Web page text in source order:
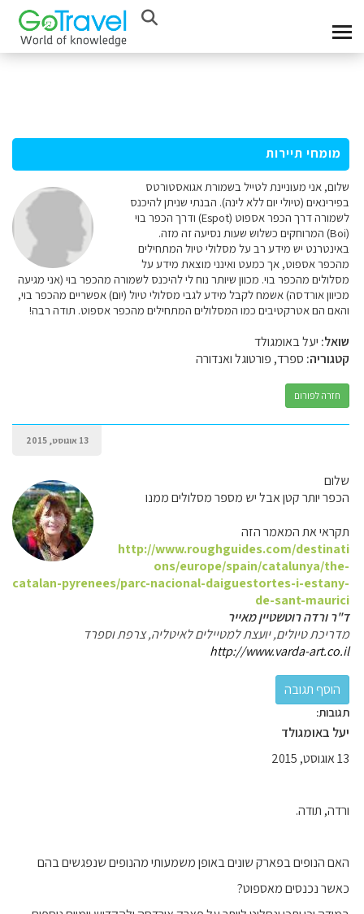
מומחי תיירות
שלום, אני מעוניינת לטייל בשמורת אגואסטורטס
בפירינאים (טיולי יום ללא לינה). הבנתי שניתן להיכנס
לשמורה דרך הכפר אספוט (Espot) ודרך הכפר בוי
(Boi) המרוחקים כשלוש שעות נסיעה זה מזה.
באינטרנט יש מידע רב על מסלולי טיול המתחילים
מהכפר אספוט, אך כמעט ואינני מוצאת מידע על
מסלולים מהכפר בוי. מכוון שיותר נוח לי להיכנס לשמורה מהכפר בוי (אני מגיעה
מכיוון אורדסה) אשמח לקבל מידע לגבי מסלולי טיול (יום) אפשריים מהכפר בוי,
והאם הם אטרקטיבים כמו המסלולים המתחילים מהכפר אספוט. תודה רבה!
שואל: יעל באומגולד
קטגוריה: ספרד, פורטוגל ואנדורה
חזרה לפורום
13 אוגוסט, 2015
שלום
הכפר יותר קטן אבל יש מספר מסלולים ממנו
תקראי את המאמר הזה
http://www.roughguides.com/destinati
ons/europe/spain/catalunya/the-
catalan-pyrenees/parc-nacional-daiguestortes-i-estany-
de-sant-maurici
ד"ר ורדה רוטשטיין מאייר
מדריכת טיולים, יועצת למטיילים לאיטליה, צרפת וספרד
http://www.varda-art.co.il
תגובות:
יעל באומגולד
13 אוגוסט, 2015
ורדה, תודה.
האם הנופים בפארק שונים באופן משמעותי מהנופים שנפגשים בהם
כאשר נכנסים מאספוט?